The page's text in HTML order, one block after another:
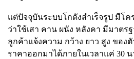
แต่ปัจจุบันระบบโกดังสำเร็จรูป มีโค
ว่าใช้เสา คาน ผนัง หลังคา มีมาตร
ลูกค้าแจ้งความ กว้าง ยาว สูง ของ
ราคาออกมาได้ภายในเวลาแค่ 30